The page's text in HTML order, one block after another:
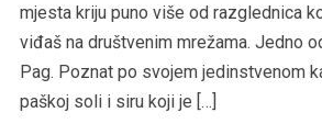
mjesta kriju puno više od razglednica
viđaš na društvenim mrežama. Jedno
Pag. Poznat po svojem jedinstvenom
paškoj soli i siru koji je […]